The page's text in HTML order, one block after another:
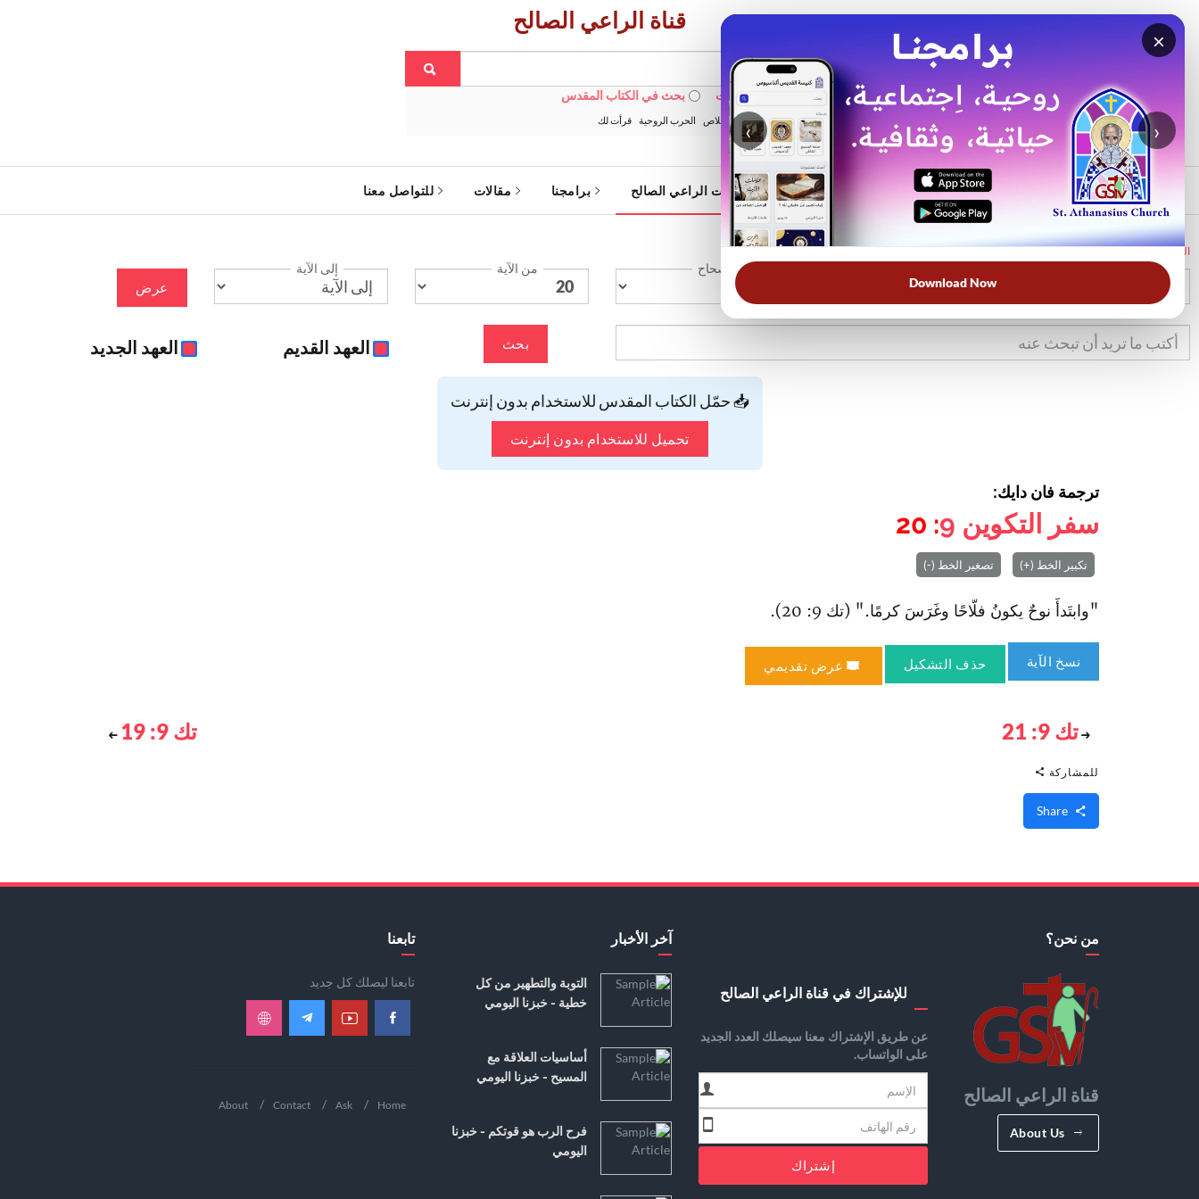
×
‹ ›
Download Now
قناة الراعي الصالح
بحث في الويبسايت بحث في الكتاب المقدس
الأكثر بحثًا: خبزنا اليومي الخلاص الحرب الروحية قرأت لك
الرئيسية خدمات الراعي الصالح برامجنا مقالات للتواصل معنا
الرئيسية
الإصحاح من الآية إلى الآية
عرض
بحث العهد القديم العهد الجديد
📥 حمّل الكتاب المقدس للاستخدام بدون إنترنت
تحميل للاستخدام بدون إنترنت
ترجمة فان دايك:
سفر التكوين 9
: 20
تكبير الخط (+) تصغير الخط (-)
"وابتَدأَ نوحٌ يكونُ فلّاحًا وغَرَسَ كرمًا." (تك 9: 20).
نسخ الآية حذف التشكيل عرض تقديمي
تك 9: 21 تك 9: 19
للمشاركة
من نحن؟
قناة الراعي الصالح
About Us
للإشتراك في قناة الراعي الصالح
عن طريق الإشتراك معنا سيصلك العدد الجديد
على الواتساب.
إشتراك
آخر الأخبار
التوبة والتطهير من كل
خطية - خبزنا اليومي
أساسيات العلاقة مع
المسيح - خبزنا اليومي
فرح الرب هو قوتكم - خبزنا
اليومي
تابعنا
تابعنا ليصلك كل جديد
Home
Ask
Contact
About